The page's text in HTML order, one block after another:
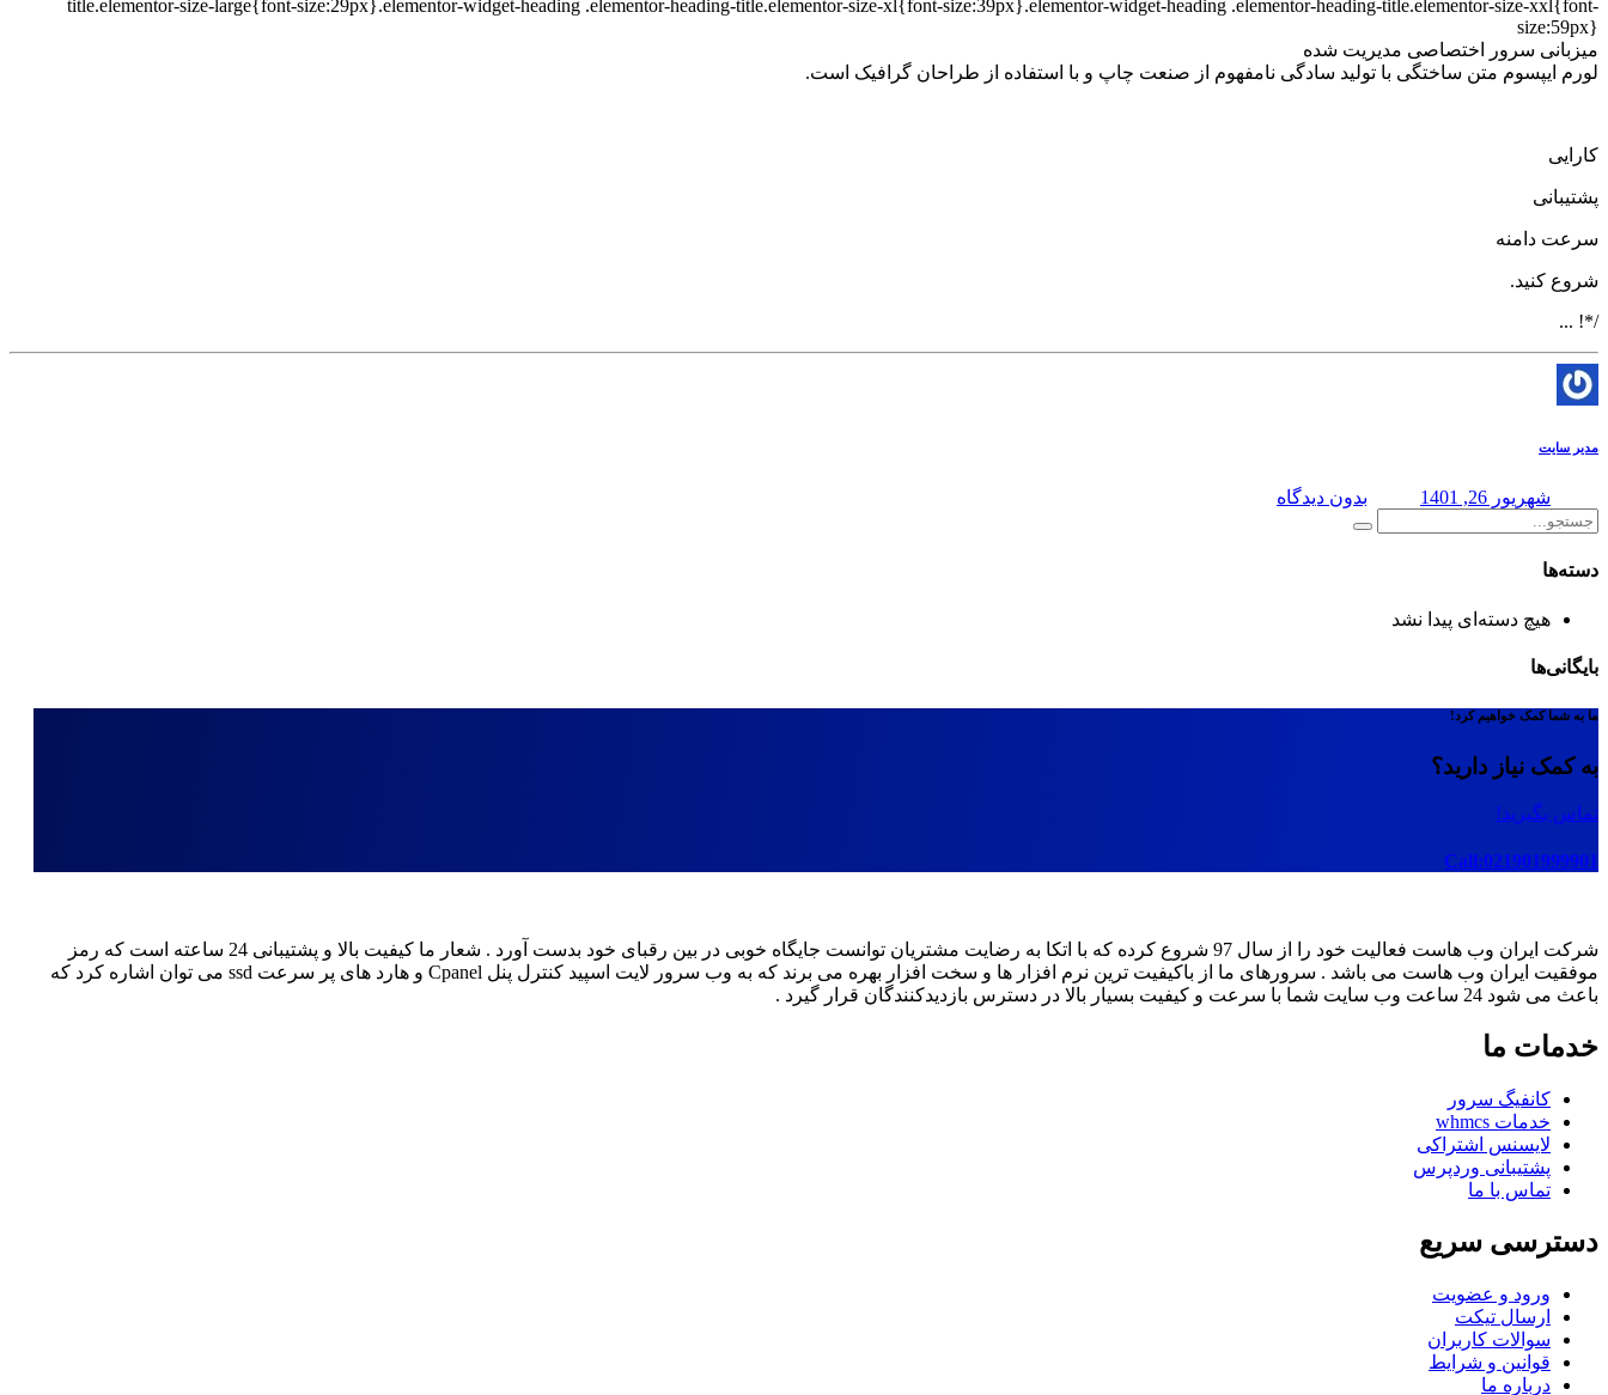
title.elementor-size-large{font-size:29px}.elementor-widget-heading .elementor-heading-title.elementor-size-xl{font-size:39px}.elementor-widget-heading .elementor-heading-title.elementor-size-xxl{font-
size:59px}
میزبانی سرور اختصاصی مدیریت شده
لورم ایپسوم متن ساختگی با تولید سادگی نامفهوم از صنعت چاپ و با استفاده از طراحان گرافیک است.
کارایی
پشتیبانی
سرعت دامنه
شروع کنید.
/*! ...
مدیر سایت
شهریور 26, 1401 بدون دیدگاه
دسته‌ها
هیچ دسته‌ای پیدا نشد
بایگانی‌ها
ما به شما کمک خواهیم کرد!
به کمک نیاز دارید؟
تماس بگیرید!
Call:021901999901
شرکت ایران وب هاست فعالیت خود را از سال 97 شروع کرده که با اتکا به رضایت مشتریان توانست جایگاه خوبی در بین رقبای خود بدست آورد . شعار ما کیفیت بالا و پشتیبانی 24 ساعته است که رمز
موفقیت ایران وب هاست می باشد . سرورهای ما از باکیفیت ترین نرم افزار ها و سخت افزار بهره می برند که به وب سرور لایت اسپید کنترل پنل Cpanel و هارد های پر سرعت ssd می توان اشاره کرد که
باعث می شود 24 ساعت وب سایت شما با سرعت و کیفیت بسیار بالا در دسترس بازدیدکنندگان قرار گیرد .
خدمات ما
کانفیگ سرور
خدمات whmcs
لایسنس اشتراکی
پشتیبانی وردپرس
تماس با ما
دسترسی سریع
ورود و عضویت
ارسال تیکت
سوالات کاربران
قوانین و شرایط
درباره ما